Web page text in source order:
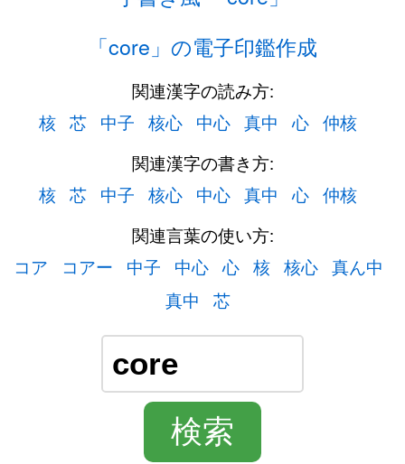
「core」の電子印鑑作成
関連漢字の読み方:
核 芯 中子 核心 中心 真中 心 仲核
関連漢字の書き方:
核 芯 中子 核心 中心 真中 心 仲核
関連言葉の使い方:
コア
コアー 中子 中心 心 核 核心 真ん中
真中
芯